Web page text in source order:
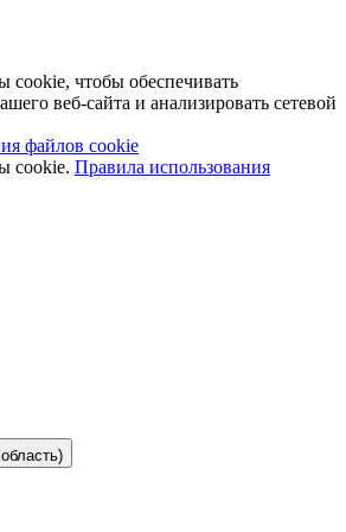
чтобы обеспечивать
веб-сайта и анализировать сетевой
файлов cookie
cookie. Правила использования